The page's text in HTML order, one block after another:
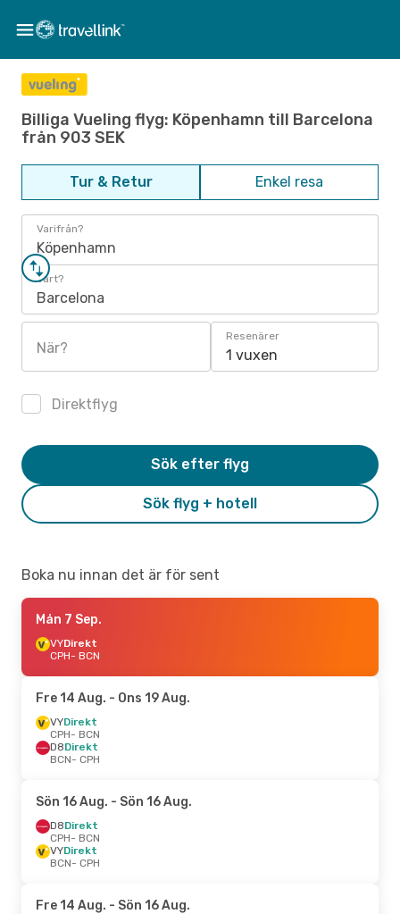
Billiga Vueling flyg: Köpenhamn till Barcelona
från 903 SEK
Tur & Retur Enkel resa
Varifrån?
Köpenhamn
Vart?
Barcelona
När?
Resenärer
1 vuxen
Direktflyg
Sök flyg + hotell
Sök efter flyg
Boka nu innan det är för sent
Mån 7 Sep.
VYDirekt
CPH- BCN
Fre 14 Aug. - Ons 19 Aug.
VYDirekt
CPH- BCN
D8Direkt
BCN- CPH
Sön 16 Aug. - Sön 16 Aug.
D8Direkt
CPH- BCN
VYDirekt
BCN- CPH
Fre 14 Aug. - Sön 16 Aug.